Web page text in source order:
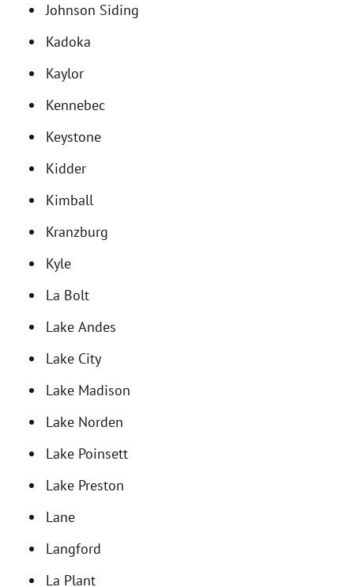
Johnson Siding
Kadoka
Kaylor
Kennebec
Keystone
Kidder
Kimball
Kranzburg
Kyle
La Bolt
Lake Andes
Lake City
Lake Madison
Lake Norden
Lake Poinsett
Lake Preston
Lane
Langford
La Plant